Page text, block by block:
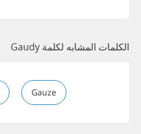
الكلمات المشابه لكلمة Gaudy
Gauze